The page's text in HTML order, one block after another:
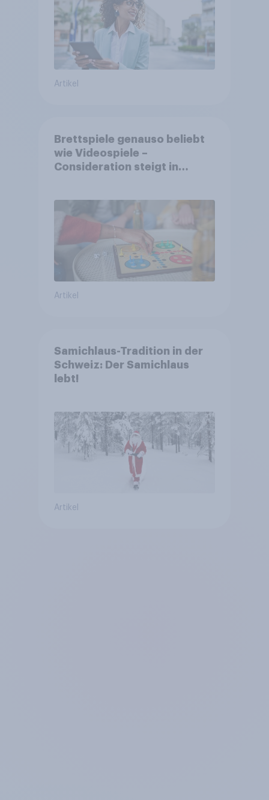
Artikel
Brettspiele genauso beliebt
wie Videospiele –
Consideration steigt in
Artikel
Samichlaus-Tradition in der
Schweiz: Der Samichlaus
lebt!
Artikel